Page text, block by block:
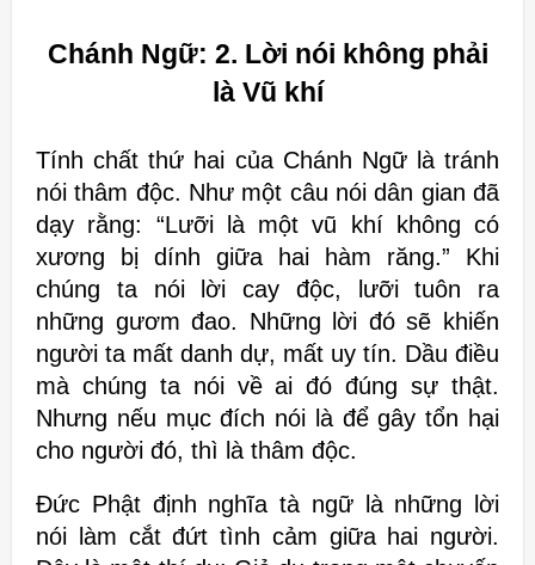
Chánh Ngữ: 2. Lời nói không phải
là Vũ khí
Tính chất thứ hai của Chánh Ngữ là tránh
nói thâm độc. Như một câu nói dân gian đã
dạy rằng: “Lưỡi là một vũ khí không có
xương bị dính giữa hai hàm răng.” Khi
chúng ta nói lời cay độc, lưỡi tuôn ra
những gươmđao. Những lời đó sẽ khiến
người ta mất danh dự, mất uy tín. Dầu điều
mà chúng ta nói về ai đó đúng sự thật.
Nhưng nếu mục đích nói là để gây tổn hại
cho người đó, thì là thâm độc.
Đức Phật định nghĩa tà ngữ là những lời
nói làm cắt đứt tình cảm giữa hai người.